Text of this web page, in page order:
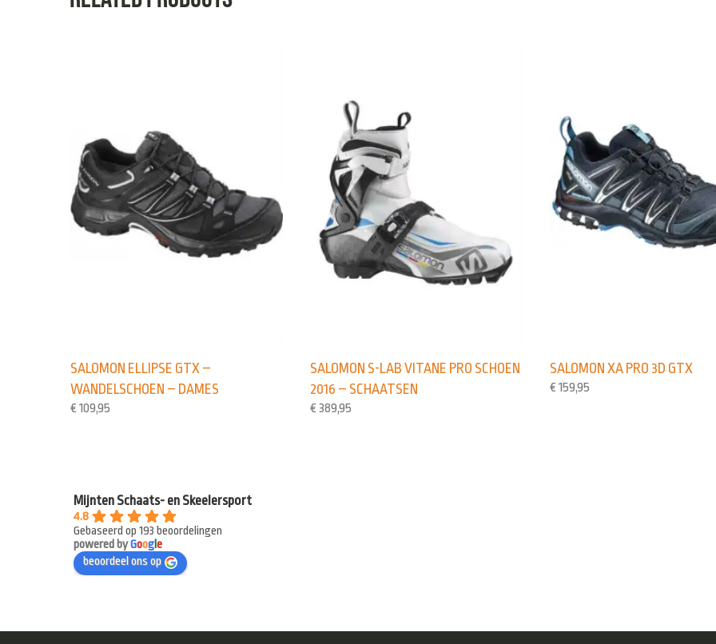
SALOMON ELLIPSE GTX –
WANDELSCHOEN – DAMES
€ 109,95
SALOMON S-LAB VITANE PRO SCHOEN
2016 – SCHAATSEN
€ 389,95
SALOMON XA PRO 3D GTX
€ 159,95
Mijnten Schaats- en Skeelersport
4.8
Gebaseerd op 193 beoordelingen
powered byGoogle
beoordeel ons op